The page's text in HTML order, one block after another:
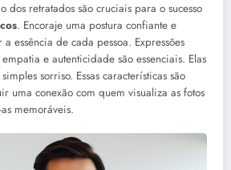
dos retratados são cruciais para o sucesso
. Encoraje uma postura confiante e
essência de cada pessoa. Expressões
e autenticidade são essenciais. Elas
sorriso. Essas características são
uma conexão com quem visualiza as fotos
memoráveis.